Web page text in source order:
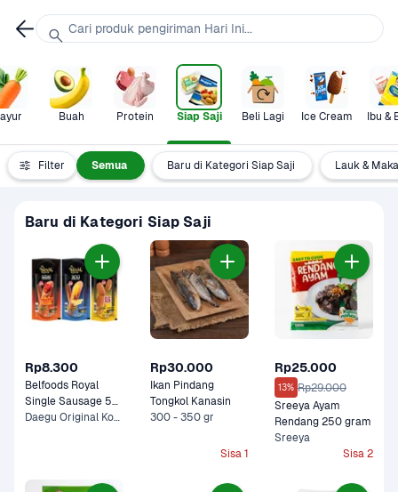
Buah Protein Siap Saji Beli Lagi Ice Cream Ibu &
Filter Semua Baru di Kategori Siap Saji Lauk &
Baru di Kategori Siap Saji
Rp8.300
Belfoods Royal
Single Sausage 55
gram
Daegu Original Korean, Nami Spicy Korean +1 Lainnya
Rp30.000
Ikan Pindang
Tongkol Kanasin
300 - 350 gr
Sisa 1
Rp25.000
13% Rp29.000
Sreeya Ayam
Rendang 250 gram
Sreeya
Sisa 2
Cari produk pengiriman Hari Ini...